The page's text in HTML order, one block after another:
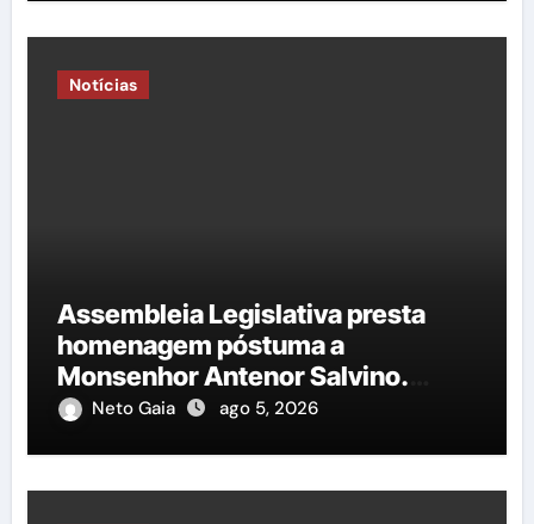
Notícias
Assembleia Legislativa presta
homenagem póstuma a
Monsenhor Antenor Salvino.
Saiba mais!
Neto Gaia ago 5, 2026